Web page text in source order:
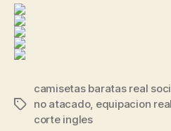
Etiquetas
camisetas baratas real
no atacado, equipacion
corte ingles